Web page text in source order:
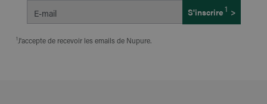
E-mail S'inscrire1 >
J'accepte de recevoir les emails de Nupure.